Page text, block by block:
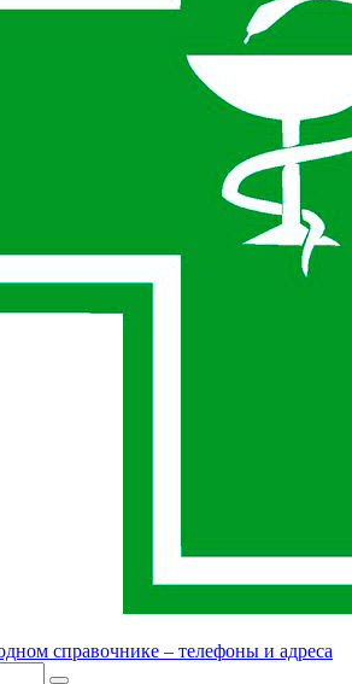
справочнике – телефоны и адреса